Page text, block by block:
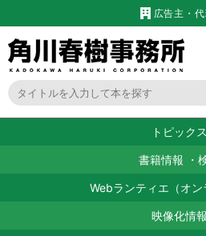
広告主・
トピックス
書籍情報 ・
Webランティエ（オン
映像化情報